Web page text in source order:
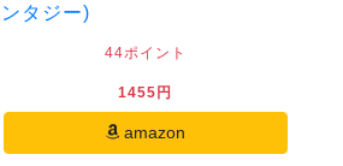
ンタジー)
44ポイント
1455円
amazon